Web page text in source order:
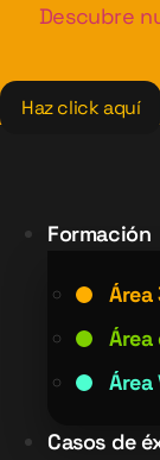
contenido
Descubre
Haz click aquí
Formación
Área
Área
Casos de